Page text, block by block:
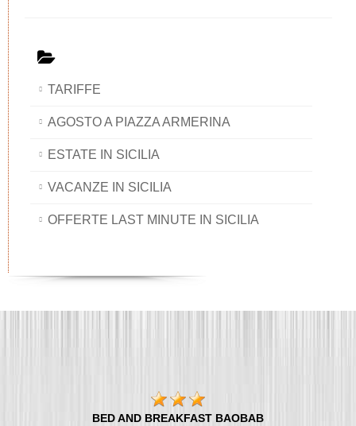
TARIFFE
AGOSTO A PIAZZA ARMERINA
ESTATE IN SICILIA
VACANZE IN SICILIA
OFFERTE LAST MINUTE IN SICILIA
BED AND BREAKFAST BAOBAB